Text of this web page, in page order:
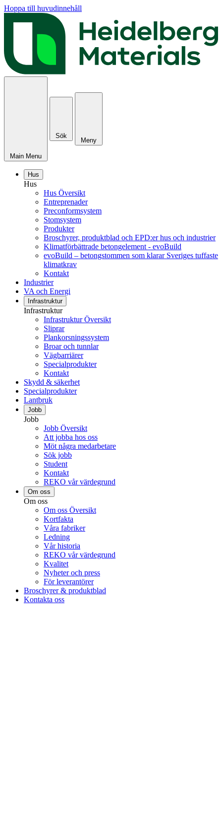
Hoppa till huvudinnehåll
Main Menu
Sök
Meny
Hus
Hus
Hus Översikt
Entreprenader
Preconformsystem
Stomsystem
Produkter
Broschyrer, produktblad och EPD:er hus och industrier
Klimatförbättrade betongelement - evoBuild
evoBuild – betongstommen som klarar Sveriges tuffaste
klimatkrav
Kontakt
Industrier
VA och Energi
Infrastruktur
Infrastruktur
Infrastruktur Översikt
Sliprar
Plankorsningssystem
Broar och tunnlar
Vägbarriärer
Specialprodukter
Kontakt
Skydd & säkerhet
Specialprodukter
Lantbruk
Jobb
Jobb
Jobb Översikt
Att jobba hos oss
Möt några medarbetare
Sök jobb
Student
Kontakt
REKO vår värdegrund
Om oss
Om oss
Om oss Översikt
Kortfakta
Våra fabriker
Ledning
Vår historia
REKO vår värdegrund
Kvalitet
Nyheter och press
För leverantörer
Broschyrer & produktblad
Kontakta oss